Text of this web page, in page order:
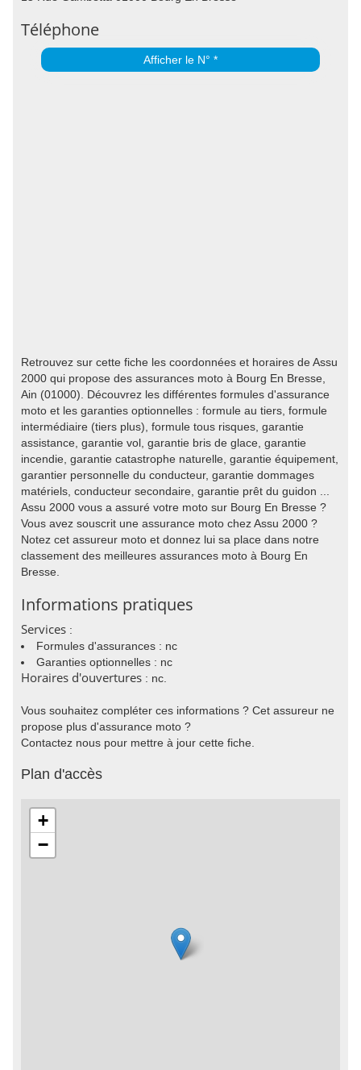
Téléphone
Afficher le N° *
Retrouvez sur cette fiche les coordonnées et horaires de Assu
2000 qui propose des assurances moto à Bourg En Bresse,
Ain (01000). Découvrez les différentes formules d'assurance
moto et les garanties optionnelles : formule au tiers, formule
intermédiaire (tiers plus), formule tous risques, garantie
assistance, garantie vol, garantie bris de glace, garantie
incendie, garantie catastrophe naturelle, garantie équipement,
garantier personnelle du conducteur, garantie dommages
matériels, conducteur secondaire, garantie prêt du guidon ...
Assu 2000 vous a assuré votre moto sur Bourg En Bresse ?
Vous avez souscrit une assurance moto chez Assu 2000 ?
Notez cet assureur moto et donnez lui sa place dans notre
classement des meilleures assurances moto à Bourg En
Bresse.
Informations pratiques
Services :
Formules d'assurances : nc
Garanties optionnelles : nc
Horaires d'ouvertures : nc.
Vous souhaitez compléter ces informations ? Cet assureur ne
propose plus d'assurance moto ?
Contactez nous pour mettre à jour cette fiche.
Plan d'accès
+
−